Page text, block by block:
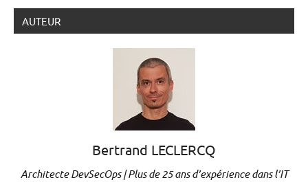
AUTEUR
Bertrand LECLERCQ
Architecte DevSecOps | Plus de 25 ans d’expérience dans l’IT